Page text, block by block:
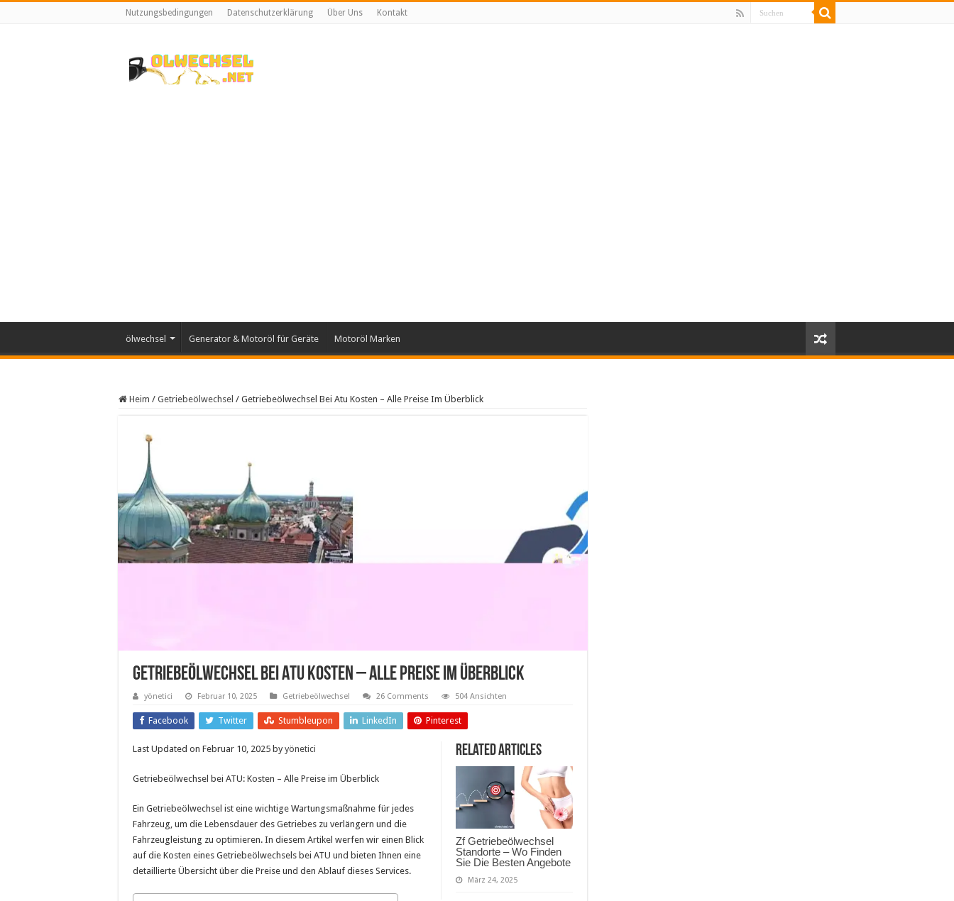
Nutzungsbedingungen Datenschutzerklärung Über Uns Kontakt
ölwechsel Generator & Motoröl für Geräte Motoröl Marken
Heim / Getriebeölwechsel / Getriebeölwechsel Bei Atu Kosten – Alle Preise Im Überblick
Getriebeölwechsel Bei Atu Kosten – Alle Preise Im Überblick
yönetici Februar 10, 2025 Getriebeölwechsel 26 Comments 504 Ansichten
Facebook Twitter Stumbleupon LinkedIn Pinterest
Related Articles
Zf Getriebeölwechsel
Standorte – Wo Finden
Sie Die Besten Angebote
März 24, 2025
Last Updated on Februar 10, 2025 byyönetici
Getriebeölwechsel bei ATU: Kosten – Alle Preise im Überblick
Ein Getriebeölwechsel ist eine wichtige Wartungsmaßnahme für jedes
Fahrzeug, um die Lebensdauer des Getriebes zu verlängern und die
Fahrzeugleistung zu optimieren. In diesem Artikel werfen wir einen Blick
auf die Kosten eines Getriebeölwechsels bei ATU und bieten Ihnen eine
detaillierte Übersicht über die Preise und den Ablauf dieses Services.